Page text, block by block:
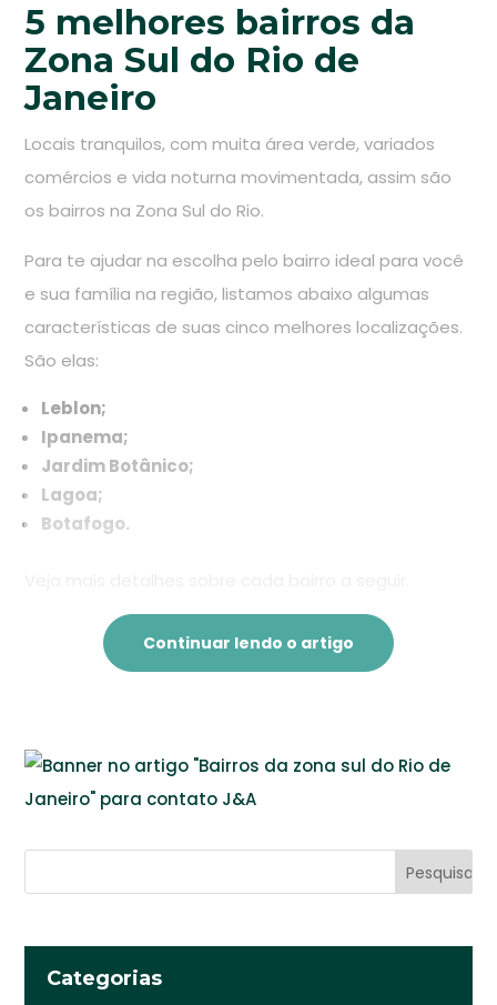
5 melhores bairros da
Zona Sul do Rio de
Janeiro
Locais tranquilos, com muita área verde, variados
comércios e vida noturna movimentada, assim são
os bairros na Zona Sul do Rio.
Para te ajudar na escolha pelo bairro ideal para você
e sua família na região, listamos abaixo algumas
características de suas cinco melhores localizações.
São elas:
Leblon;
Ipanema;
Jardim Botânico;
Lagoa;
Botafogo.
Continuar lendo o artigo
Categorias